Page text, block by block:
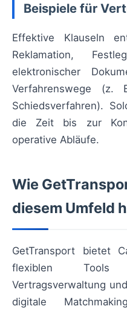
Beispiele für
Effektive Klauseln
Reklamation,
elektronischer
Verfahrenswege (z.
Schiedsverfahren).
die Zeit bis zur
operative Abläufe.
Wie
diesem Umfeld
GetTransport bietet
flexiblen Tools
Vertragsverwaltung
digitale